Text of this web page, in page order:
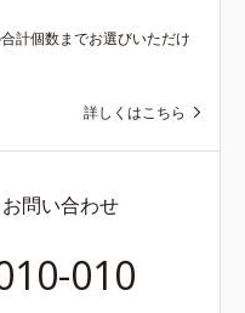
計個数までお選びいただけ
詳しくはこちら
問い合わせ
010